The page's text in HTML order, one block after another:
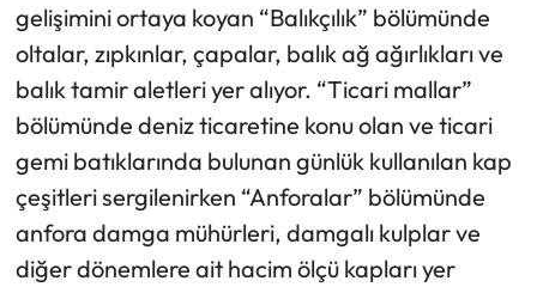
gelişimini ortaya koyan “Balıkçılık” bölümünde
oltalar, zıpkınlar, çapalar, balık ağ ağırlıkları ve
balık tamir aletleri yer alıyor. “Ticari mallar”
bölümünde deniz ticaretine konu olan ve ticari
gemi batıklarında bulunan günlük kullanılan kap
çeşitleri sergilenirken “Anforalar” bölümünde
anfora damga mühürleri, damgalı kulplar ve
diğer dönemlere ait hacim ölçü kapları yer